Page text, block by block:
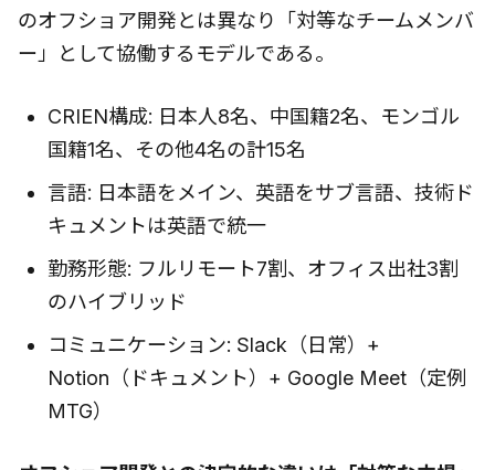
のオフショア開発とは異なり「対等なチームメンバ
ー」として協働するモデルである。
CRIEN構成: 日本人8名、中国籍2名、モンゴル
国籍1名、その他4名の計15名
言語: 日本語をメイン、英語をサブ言語、技術ド
キュメントは英語で統一
勤務形態: フルリモート7割、オフィス出社3割
のハイブリッド
コミュニケーション: Slack（日常）+
Notion（ドキュメント）+ Google Meet（定例
MTG）